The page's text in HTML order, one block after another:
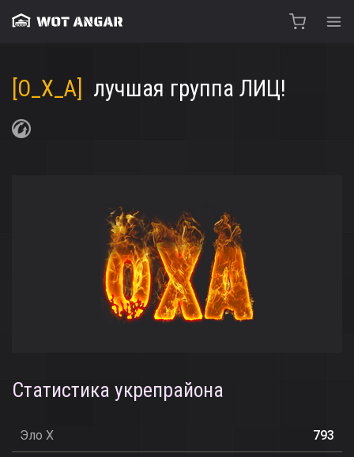
[O_X_A] лучшая группа ЛИЦ!
Статистика укрепрайона
Эло X 793